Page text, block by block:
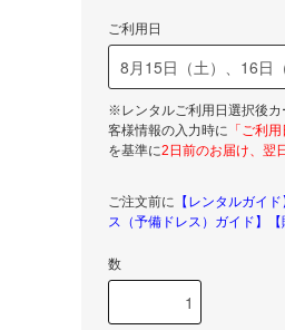
ご利用日
※レンタルご利用日選択後カ
客様情報の入力時に 「ご利
を基準に2日前のお届け、翌
ご注文前に 【レンタルガイド
ス（予備ドレス）ガイド】
数